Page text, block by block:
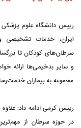
رییس دانشگاه علوم پزشکی
ایران، خدمات تشخیصی
سرطان‌های کودکان تا
و سایر بدخیمی‌ها ارائه
مجموعه به بیماران
رییس کرمی ادامه داد:
در حوزه سرطان از